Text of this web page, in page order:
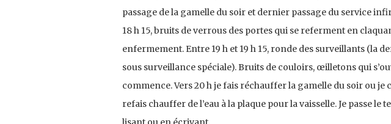
passage de la gamelle du soir et dernier passage du service
18 h 15, bruits de verrous des portes qui se referment en
enfermement. Entre 19 h et 19 h 15, ronde des surveillants (la
sous surveillance spéciale). Bruits de couloirs, œilletons qui
commence. Vers 20 h je fais réchauffer la gamelle du soir ou je
refais chauffer de l’eau à la plaque pour la vaisselle. Je passe